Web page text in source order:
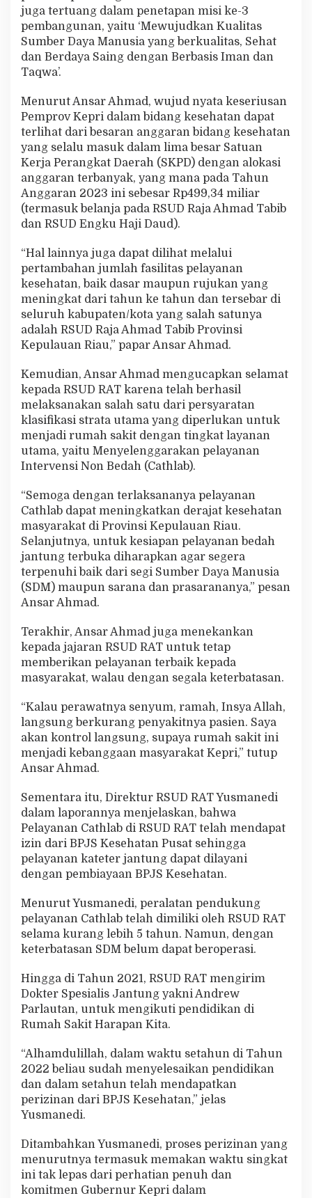
juga tertuang dalam penetapan misi ke-3
pembangunan, yaitu ‘Mewujudkan Kualitas
Sumber Daya Manusia yang berkualitas, Sehat
dan Berdaya Saing dengan Berbasis Iman dan
Taqwa’.
Menurut Ansar Ahmad, wujud nyata keseriusan
Pemprov Kepri dalam bidang kesehatan dapat
terlihat dari besaran anggaran bidang kesehatan
yang selalu masuk dalam lima besar Satuan
Kerja Perangkat Daerah (SKPD) dengan alokasi
anggaran terbanyak, yang mana pada Tahun
Anggaran 2023 ini sebesar Rp499,34 miliar
(termasuk belanja pada RSUD Raja Ahmad Tabib
dan RSUD Engku Haji Daud).
“Hal lainnya juga dapat dilihat melalui
pertambahan jumlah fasilitas pelayanan
kesehatan, baik dasar maupun rujukan yang
meningkat dari tahun ke tahun dan tersebar di
seluruh kabupaten/kota yang salah satunya
adalah RSUD Raja Ahmad Tabib Provinsi
Kepulauan Riau,” papar Ansar Ahmad.
Kemudian, Ansar Ahmad mengucapkan selamat
kepada RSUD RAT karena telah berhasil
melaksanakan salah satu dari persyaratan
klasifikasi strata utama yang diperlukan untuk
menjadi rumah sakit dengan tingkat layanan
utama, yaitu Menyelenggarakan pelayanan
Intervensi Non Bedah (Cathlab).
“Semoga dengan terlaksananya pelayanan
Cathlab dapat meningkatkan derajat kesehatan
masyarakat di Provinsi Kepulauan Riau.
Selanjutnya, untuk kesiapan pelayanan bedah
jantung terbuka diharapkan agar segera
terpenuhi baik dari segi Sumber Daya Manusia
(SDM) maupun sarana dan prasarananya,” pesan
Ansar Ahmad.
Terakhir, Ansar Ahmad juga menekankan
kepada jajaran RSUD RAT untuk tetap
memberikan pelayanan terbaik kepada
masyarakat, walau dengan segala keterbatasan.
“Kalau perawatnya senyum, ramah, Insya Allah,
langsung berkurang penyakitnya pasien. Saya
akan kontrol langsung, supaya rumah sakit ini
menjadi kebanggaan masyarakat Kepri,” tutup
Ansar Ahmad.
Sementara itu, Direktur RSUD RAT Yusmanedi
dalam laporannya menjelaskan, bahwa
Pelayanan Cathlab di RSUD RAT telah mendapat
izin dari BPJS Kesehatan Pusat sehingga
pelayanan kateter jantung dapat dilayani
dengan pembiayaan BPJS Kesehatan.
Menurut Yusmanedi, peralatan pendukung
pelayanan Cathlab telah dimiliki oleh RSUD RAT
selama kurang lebih 5 tahun. Namun, dengan
keterbatasan SDM belum dapat beroperasi.
Hingga di Tahun 2021, RSUD RAT mengirim
Dokter Spesialis Jantung yakni Andrew
Parlautan, untuk mengikuti pendidikan di
Rumah Sakit Harapan Kita.
“Alhamdulillah, dalam waktu setahun di Tahun
2022 beliau sudah menyelesaikan pendidikan
dan dalam setahun telah mendapatkan
perizinan dari BPJS Kesehatan,” jelas
Yusmanedi.
Ditambahkan Yusmanedi, proses perizinan yang
menurutnya termasuk memakan waktu singkat
ini tak lepas dari perhatian penuh dan
komitmen Gubernur Kepri dalam